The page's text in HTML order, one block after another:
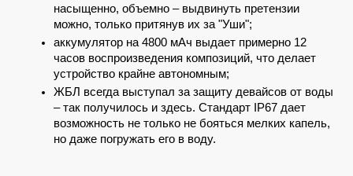
насыщенно, объемно – выдвинуть претензии
можно, только притянув их за "Уши";
аккумулятор на 4800 мАч выдает примерно 12
часов воспроизведения композиций, что делает
устройство крайне автономным;
ЖБЛ всегда выступал за защиту девайсов от воды
– так получилось и здесь. Стандарт IP67 дает
возможность не только не бояться мелких капель,
но даже погружать его в воду.